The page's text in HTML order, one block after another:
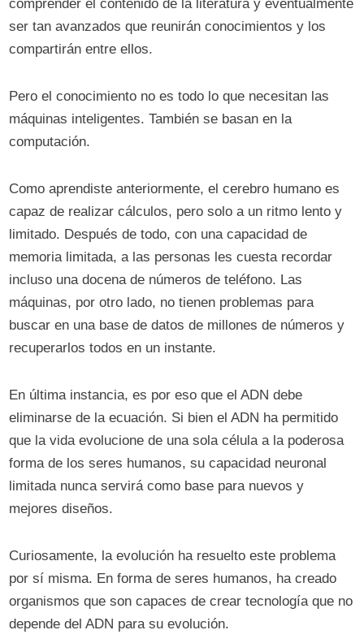
comprender el contenido de la literatura y eventualmente
ser tan avanzados que reunirán conocimientos y los
compartirán entre ellos.
Pero el conocimiento no es todo lo que necesitan las
máquinas inteligentes. También se basan en la
computación.
Como aprendiste anteriormente, el cerebro humano es
capaz de realizar cálculos, pero solo a un ritmo lento y
limitado. Después de todo, con una capacidad de
memoria limitada, a las personas les cuesta recordar
incluso una docena de números de teléfono. Las
máquinas, por otro lado, no tienen problemas para
buscar en una base de datos de millones de números y
recuperarlos todos en un instante.
En última instancia, es por eso que el ADN debe
eliminarse de la ecuación. Si bien el ADN ha permitido
que la vida evolucione de una sola célula a la poderosa
forma de los seres humanos, su capacidad neuronal
limitada nunca servirá como base para nuevos y
mejores diseños.
Curiosamente, la evolución ha resuelto este problema
por sí misma. En forma de seres humanos, ha creado
organismos que son capaces de crear tecnología que no
depende del ADN para su evolución.